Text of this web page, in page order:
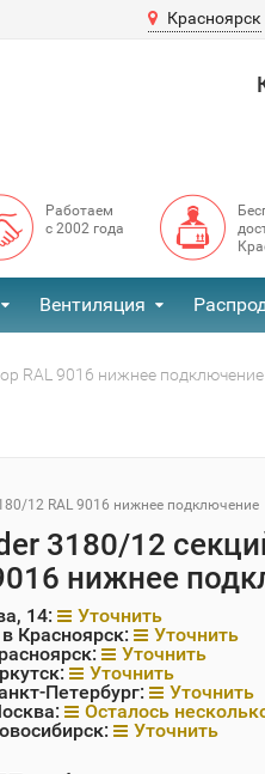
Красноярск
Работаем
с 2002 года
Вентиляция
RAL 9016 нижнее подключение
12 RAL 9016 нижнее подключение
3180/12
нижнее
14:
Уточнить
Красноярск:
Уточнить
Уточнить
Уточнить
Петербург:
Уточнить
Осталось
Уточнить